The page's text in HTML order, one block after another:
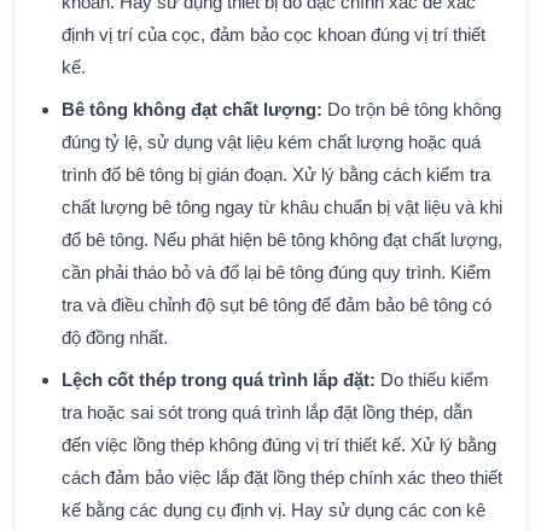
định vị trí của cọc, đảm bảo cọc khoan đúng vị trí thiết
kế.
Bê tông không đạt chất lượng: Do trộn bê tông không
đúng tỷ lệ, sử dụng vật liệu kém chất lượng hoặc quá
trình đổ bê tông bị gián đoạn. Xử lý bằng cách kiểm tra
chất lượng bê tông ngay từ khâu chuẩn bị vật liệu và khi
đổ bê tông. Nếu phát hiện bê tông không đạt chất lượng,
cần phải tháo bỏ và đổ lại bê tông đúng quy trình. Kiểm
tra và điều chỉnh độ sụt bê tông để đảm bảo bê tông có
độ đồng nhất.
Lệch cốt thép trong quá trình lắp đặt: Do thiếu kiểm
tra hoặc sai sót trong quá trình lắp đặt lồng thép, dẫn
đến việc lồng thép không đúng vị trí thiết kế. Xử lý bằng
cách đảm bảo việc lắp đặt lồng thép chính xác theo thiết
kế bằng các dụng cụ định vị. Hay sử dụng các con kê